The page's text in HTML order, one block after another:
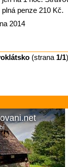
penze 210 Kč.
2014
(strana 1/1)